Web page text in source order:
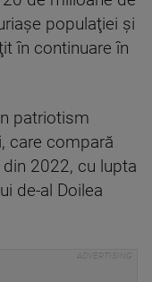
populaţiei şi
în continuare în
patriotism
care compară
2022, cu lupta
de-al Doilea